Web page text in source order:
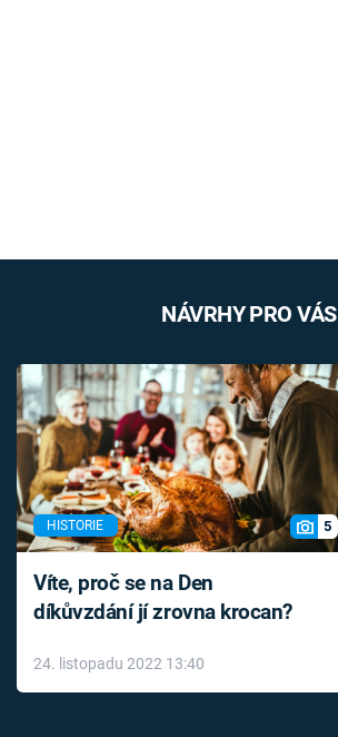
NÁVRHY PRO VÁS
HISTORIE 5
Víte, proč se na Den
díkůvzdání jí zrovna krocan?
24. listopadu 2022 13:40